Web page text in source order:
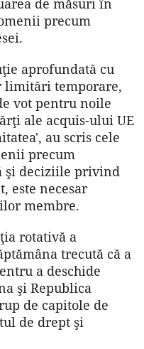
de măsuri în
precum
aprofundată cu
temporare,
vot pentru noile
ale acquis-ului UE
au scris cele
precum
şi deciziile privind
este necesar
membre.
rotativă a
trecută că a
a deschide
şi Republica
de capitole de
de drept şi